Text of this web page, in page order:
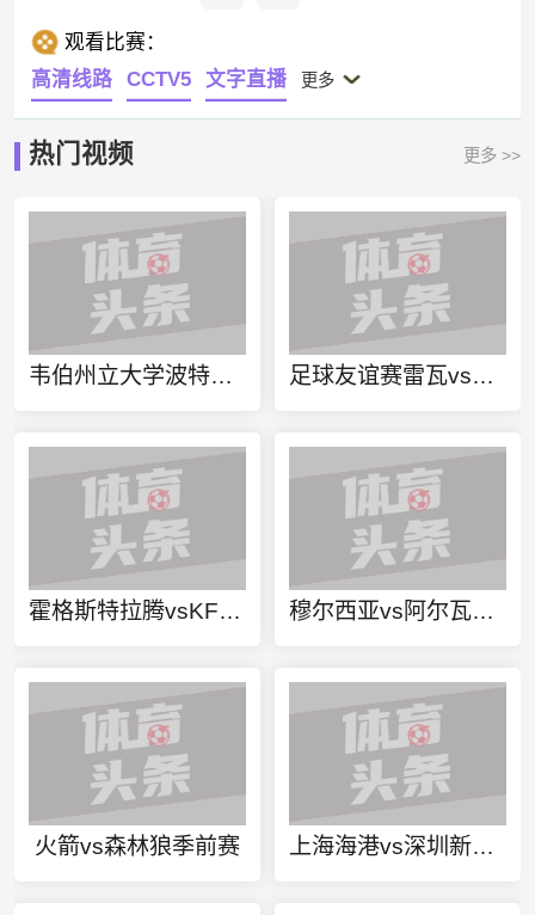
观看比赛：
高清线路
CCTV5 文字直播 更多
热门视频 更多 >>
韦伯州立大学波特兰州立大学今日赛事 足球友谊赛雷瓦vs纳迪直播
霍格斯特拉腾vsKFC里尔直播 穆尔西亚vs阿尔瓦塞特直播
火箭vs森林狼季前赛 上海海港vs深圳新鹏城直播